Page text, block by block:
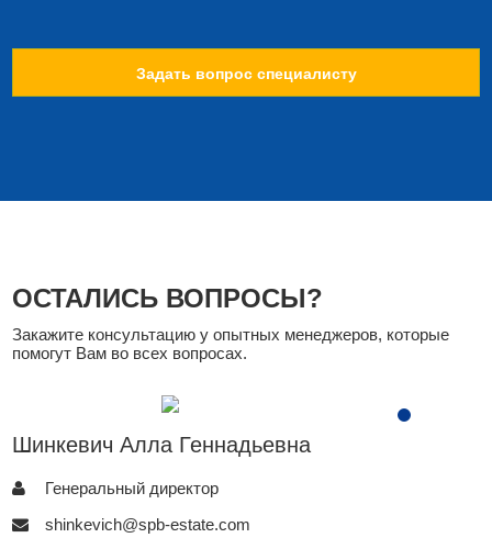
Задать вопрос специалисту
ОСТАЛИСЬ ВОПРОСЫ?
Закажите консультацию у опытных менеджеров, которые
помогут Вам во всех вопросах.
Шинкевич Алла Геннадьевна
Генеральный директор
shinkevich@spb-estate.com